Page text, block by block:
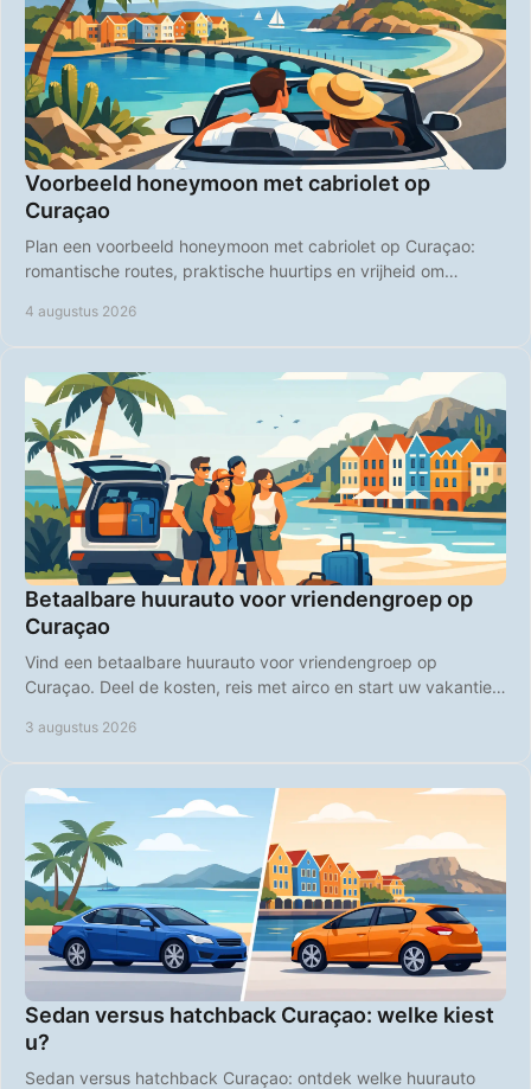
Voorbeeld honeymoon met cabriolet op
Curaçao
Plan een voorbeeld honeymoon met cabriolet op Curaçao:
romantische routes, praktische huurtips en vrijheid om
4 augustus 2026
Betaalbare huurauto voor vriendengroep op
Curaçao
Vind een betaalbare huurauto voor vriendengroep op
Curaçao. Deel de kosten, reis met airco en start uw vakantie
3 augustus 2026
Sedan versus hatchback Curaçao: welke kiest
u?
Sedan versus hatchback Curaçao: ontdek welke huurauto